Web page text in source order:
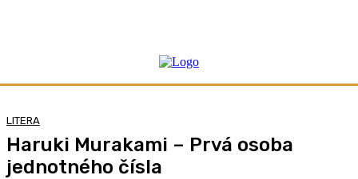
LITERA
Haruki Murakami – Prvá osoba
jednotného čísla